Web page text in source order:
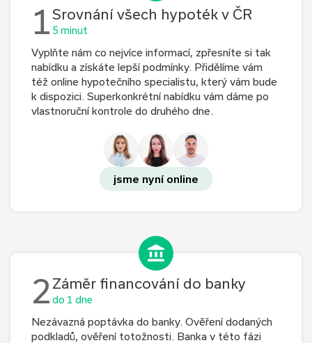
1Srovnání všech hypoték v ČR
5 minut
Vyplňte nám co nejvíce informací, zpřesníte si tak
nabídku a získáte lepší podmínky. Přidělíme vám
též online hypotečního specialistu, který vám bude
k dispozici. Superkonkrétní nabídku vám dáme po
vlastnoruční kontrole do druhého dne.
jsme nyní online
2 Záměr financování do banky
do 1 dne
Nezávazná poptávka do banky. Ověření dodaných
podkladů, ověření totožnosti. Banka v této fázi